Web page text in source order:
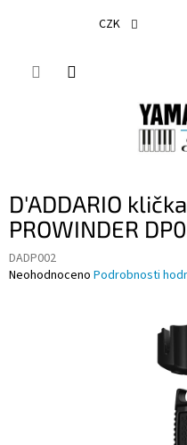
CZK
D'ADDARIO
PROWINDER
DADP002
Průměrné
Neohodnoceno Podrobnosti